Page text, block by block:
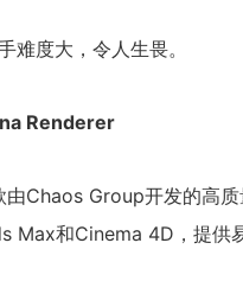
难度大，令人生畏。
Renderer
Chaos Group开发的高
Max和Cinema 4D，提供